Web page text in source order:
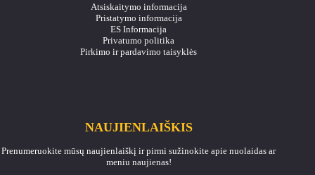
Atsiskaitymo informacija
Pristatymo informacija
ES Informacija
Privatumo politika
Pirkimo ir pardavimo taisyklės
NAUJIENLAIŠKIS
Prenumeruokite mūsų naujienlaiškį ir pirmi sužinokite apie nuolaidas ar
meniu naujienas!